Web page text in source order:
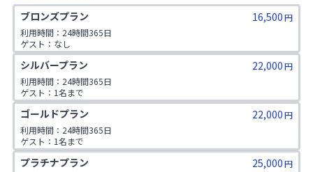
ブロンズプラン
16,500円
利用時間：24時間365日
ゲスト：なし
シルバープラン 22,000円
利用時間：24時間365日
ゲスト：1名まで
ゴールドプラン 22,000円
利用時間：24時間365日
ゲスト：1名まで
1日2コマ予約可
プラチナプラン 25,000円